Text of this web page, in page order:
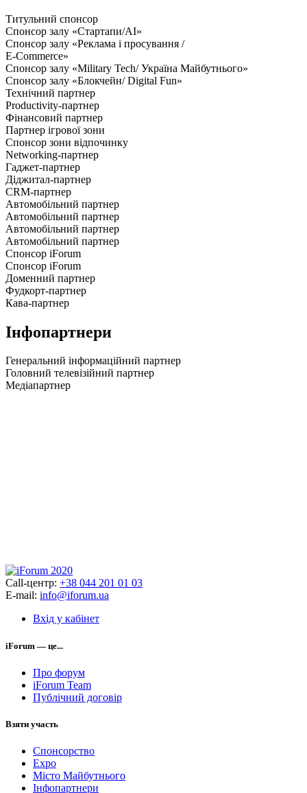
Титульний спонсор
Спонсор залу «Стартапи/AI»
Спонсор залу «Реклама і просування /
E-Commerce»
Спонсор залу «Military Tech/ Україна Майбутнього»
Спонсор залу «Блокчейн/ Digital Fun»
Технічний партнер
Productivity-партнер
Фінансовий партнер
Партнер ігрової зони
Спонсор зони відпочинку
Networking-партнер
Гаджет-партнер
Діджитал-партнер
CRM-партнер
Автомобільний партнер
Автомобільний партнер
Автомобільний партнер
Автомобільний партнер
Спонсор iForum
Спонсор iForum
Доменний партнер
Фудкорт-партнер
Кава-партнер
Інфопартнери
Генеральний інформаційний партнер
Головний телевізійний партнер
Медіапартнер
Call-центр: +38 044 201 01 03
E-mail: info@iforum.ua
Вхід у кабінет
iForum — це...
Про форум
iForum Team
Публічний договір
Взяти участь
Спонсорство
Expo
Місто Майбутнього
Інфопартнери